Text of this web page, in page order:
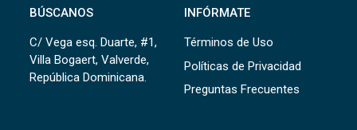
BÚSCANOS
C/ Vega esq. Duarte, #1,
Villa Bogaert, Valverde,
República Dominicana.
INFÓRMATE
Términos de Uso
Políticas de Privacidad
Preguntas Frecuentes